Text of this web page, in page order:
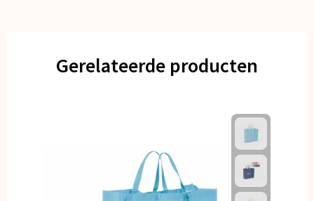
Gerelateerde producten